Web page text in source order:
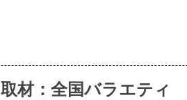
取材：全国バラエティ